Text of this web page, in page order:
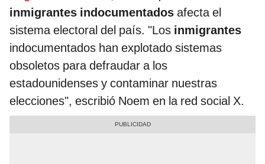
inmigrantes indocumentados afecta el
sistema electoral del país. "Los inmigrantes
indocumentados han explotado sistemas
obsoletos para defraudar a los
estadounidenses y contaminar nuestras
elecciones", escribió Noem en la red social X.